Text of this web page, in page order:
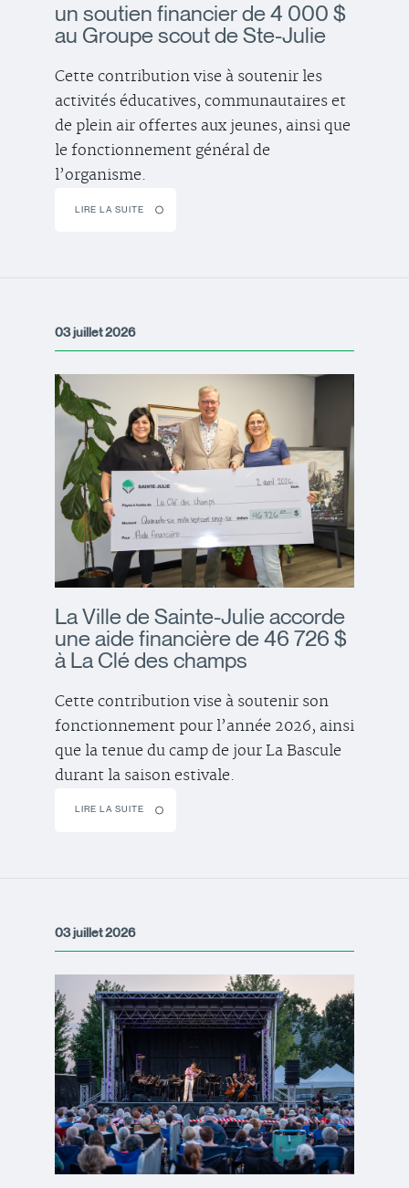
un soutien financier de 4 000 $
au Groupe scout de Ste-Julie
Cette contribution vise à soutenir les
activités éducatives, communautaires et
de plein air offertes aux jeunes, ainsi que
le fonctionnement général de
l’organisme.
LIRE LA SUITE
03 juillet 2026
La Ville de Sainte-Julie accorde
une aide financière de 46 726 $
à La Clé des champs
Cette contribution vise à soutenir son
fonctionnement pour l’année 2026, ainsi
que la tenue du camp de jour La Bascule
durant la saison estivale.
LIRE LA SUITE
03 juillet 2026